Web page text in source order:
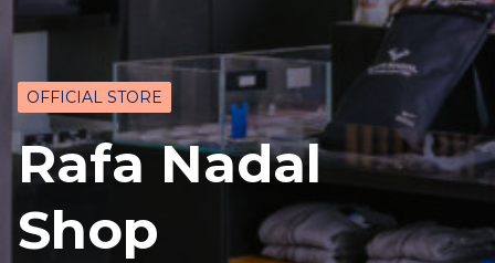
OFFICIAL STORE
Rafa Nadal
Shop